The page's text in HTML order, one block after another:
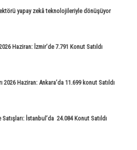
yapay zekâ teknolojileriyle dönüşüyor
Haziran: İzmir’de 7.791 Konut Satıldı
2026 Haziran: Ankara’da 11.699 konut Satıldı
İstanbul’da 24.084 Konut Satıldı